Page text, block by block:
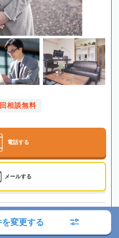
相談無料
電話する
メールする
変更する